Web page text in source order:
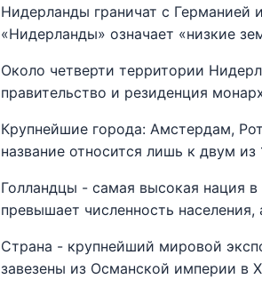
Нидерланды граничат с Германией
«Нидерланды» означает «низкие
Около четверти территории
правительство и резиденция
Крупнейшие города: Амстердам,
название относится лишь к двум из
Голландцы - самая высокая нация
превышает численность
Страна - крупнейший мировой
завезены из Османской империи в